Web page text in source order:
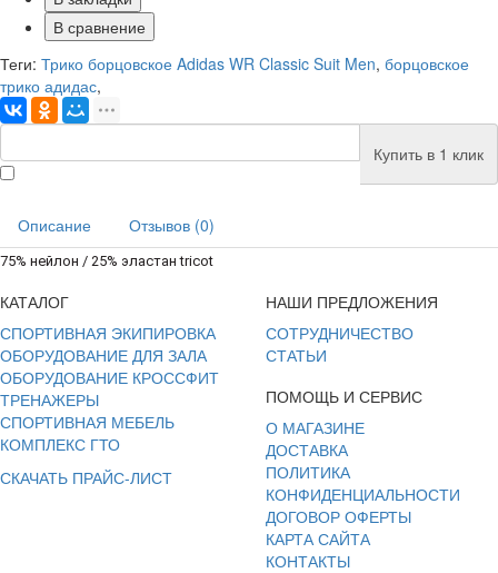
В сравнение
Теги: Трико борцовское Adidas WR Classic Suit Men, борцовское
трико адидас,
Купить в 1 клик
Описание Отзывов (0)
75% нейлон / 25% эластан tricot
КАТАЛОГ
СПОРТИВНАЯ ЭКИПИРОВКА
ОБОРУДОВАНИЕ ДЛЯ ЗАЛА
ОБОРУДОВАНИЕ КРОССФИТ
ТРЕНАЖЕРЫ
СПОРТИВНАЯ МЕБЕЛЬ
КОМПЛЕКС ГТО
СКАЧАТЬ ПРАЙС-ЛИСТ
НАШИ ПРЕДЛОЖЕНИЯ
СОТРУДНИЧЕСТВО
СТАТЬИ
ПОМОЩЬ И СЕРВИС
О МАГАЗИНЕ
ДОСТАВКА
ПОЛИТИКА
КОНФИДЕНЦИАЛЬНОСТИ
ДОГОВОР ОФЕРТЫ
КАРТА САЙТА
КОНТАКТЫ